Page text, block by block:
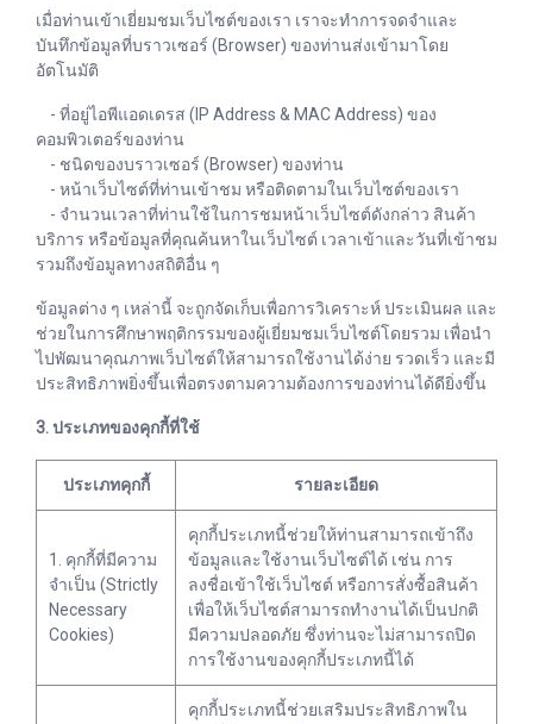
เมื่อท่านเข้าเยี่ยมชมเว็บไซต์ของเรา เราจะทำการจดจำและ
บันทึกข้อมูลที่บราวเซอร์ (Browser) ของท่านส่งเข้ามาโดย
อัตโนมัติ
- ที่อยู่ไอพีแอดเดรส (IP Address & MAC Address) ของ
คอมพิวเตอร์ของท่าน
- ชนิดของบราวเซอร์ (Browser) ของท่าน
- หน้าเว็บไซต์ที่ท่านเข้าชม หรือติดตามในเว็บไซต์ของเรา
- จำนวนเวลาที่ท่านใช้ในการชมหน้าเว็บไซต์ดังกล่าว สินค้า
บริการ หรือข้อมูลที่คุณค้นหาในเว็บไซต์ เวลาเข้าและวันที่เข้าชม
รวมถึงข้อมูลทางสถิติอื่น ๆ
ข้อมูลต่าง ๆ เหล่านี้ จะถูกจัดเก็บเพื่อการวิเคราะห์ ประเมินผล และ
ช่วยในการศึกษาพฤติกรรมของผู้เยี่ยมชมเว็บไซต์โดยรวม เพื่อนำ
ไปพัฒนาคุณภาพเว็บไซต์ให้สามารถใช้งานได้ง่าย รวดเร็ว และมี
ประสิทธิภาพยิ่งขึ้นเพื่อตรงตามความต้องการของท่านได้ดียิ่งขึ้น
3. ประเภทของคุกกี้ที่ใช้
ประเภทคุกกี้ รายละเอียด
1. คุกกี้ที่มีความ
จำเป็น (Strictly
Necessary
Cookies)
คุกกี้ประเภทนี้ช่วยให้ท่านสามารถเข้าถึง
ข้อมูลและใช้งานเว็บไซต์ได้ เช่น การ
ลงชื่อเข้าใช้เว็บไซต์ หรือการสั่งซื้อสินค้า
เพื่อให้เว็บไซต์สามารถทำงานได้เป็นปกติ
มีความปลอดภัย ซึ่งท่านจะไม่สามารถปิด
การใช้งานของคุกกี้ประเภทนี้ได้
คุกกี้ประเภทนี้ช่วยเสริมประสิทธิภาพใน